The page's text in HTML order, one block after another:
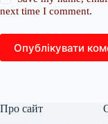
next time I comment.
Опублікувати
Про сайт